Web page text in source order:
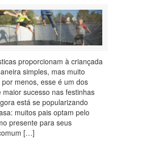
proporcionam à criançada
simples, mas muito
menos, esse é um dos
maior sucesso nas festinhas
está se popularizando
muitos pais optam pelo
presente para seus
[…]